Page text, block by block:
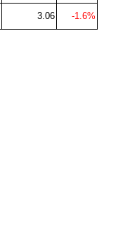
3.06 -1.6%